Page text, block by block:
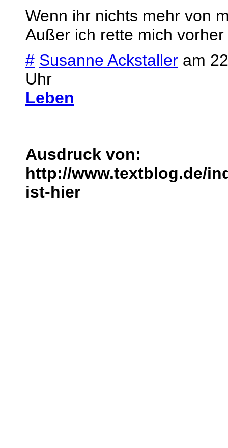
Wenn ihr nichts mehr von
Außer ich rette mich
# Susanne Ackstaller am
Uhr
Leben
Ausdruck von:
http://www.textblog.de/
ist-hier